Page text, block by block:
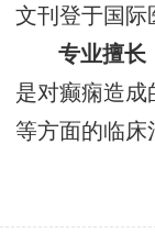
文刊登于国际
专业擅长
是对癫痫造成
等方面的临床